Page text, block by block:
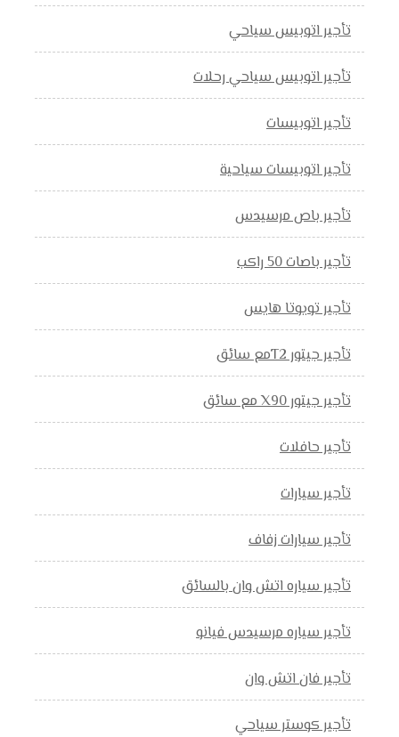
تأجير اتوبيس سياحي
تأجير اتوبيس سياحي رحلات
تأجير اتوبيسات
تأجير اتوبيسات سياحية
تأجير باص مرسيدس
تأجير باصات 50 راكب
تأجير تويوتا هايس
تأجير جيتور T2مع سائق
تأجير جيتور X90 مع سائق
تأجير حافلات
تأجير سيارات
تأجير سيارات زفاف
تأجير سياره اتش وان بالسائق
تأجير سياره مرسيدس فيانو
تأجير فان اتش وان
تأجير كوستر سياحي